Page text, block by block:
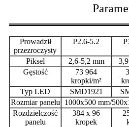
Prowadził
przezroczysty
P2.6-5.2
Piksel 2,6-5,2 mm
Gęstość
73 964
kropki/m²
Typ LED
SMD1921
Rozmiar panelu
1000x500 mm/
Rozdzielczość
panelu
384 x 96
kropek